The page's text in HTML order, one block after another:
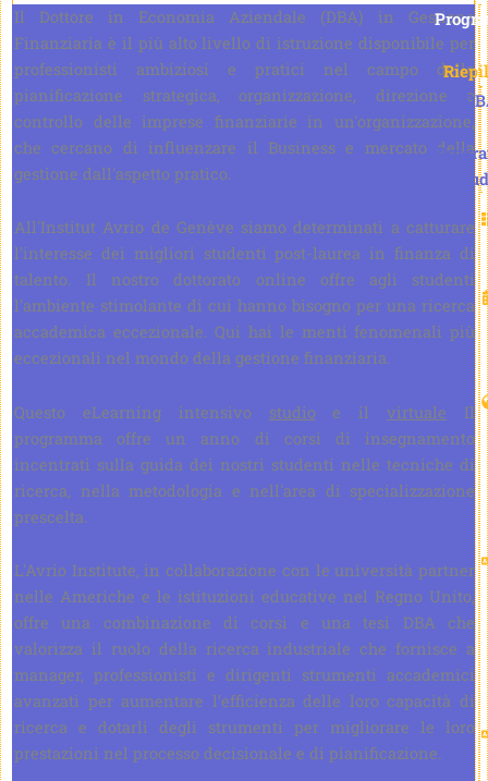
Il Dottore in Economia Aziendale (DBA) in Gestione
Finanziaria è il più alto livello di istruzione disponibile per
professionisti ambiziosi e pratici nel campo della
pianificazione strategica, organizzazione, direzione e
controllo delle imprese finanziarie in un'organizzazione,
che cercano di influenzare il Business e mercato della
gestione dall'aspetto pratico.
All'Institut Avrio de Genève siamo determinati a catturare
l'interesse dei migliori studenti post-laurea in finanza di
talento. Il nostro dottorato online offre agli studenti
l'ambiente stimolante di cui hanno bisogno per una ricerca
accademica eccezionale. Qui hai le menti fenomenali più
eccezionali nel mondo della gestione finanziaria.
Questo eLearning intensivo studioe ilvirtuale Il
programma offre un anno di corsi di insegnamento
incentrati sulla guida dei nostri studenti nelle tecniche di
ricerca, nella metodologia e nell'area di specializzazione
prescelta.
L'Avrio Institute, in collaborazione con le università partner
nelle Americhe e le istituzioni educative nel Regno Unito,
offre una combinazione di corsi e una tesi DBA che
valorizza il ruolo della ricerca industriale che fornisce a
manager, professionisti e dirigenti strumenti accademici
avanzati per aumentare l’efficienza delle loro capacità di
ricerca e dotarli degli strumenti per migliorare le loro
prestazioni nel processo decisionale e di pianificazione.
di